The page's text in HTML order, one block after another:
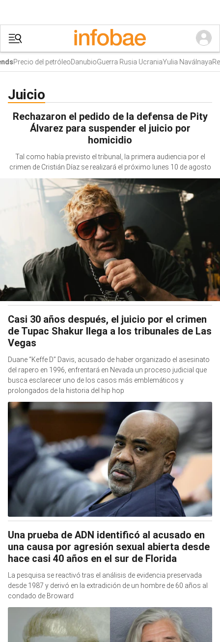
Precio del petróleoDanubioGuerra Rusia UcraniaYulia Naválnaya
Juicio
Rechazaron el pedido de la defensa de Pity
Álvarez para suspender el juicio por
homicidio
Tal como había previsto el tribunal, la primera audiencia por el
crimen de Cristián Díaz se realizará el próximo lunes 10 de agosto
Casi 30 años después, el juicio por el crimen
de Tupac Shakur llega a los tribunales de Las
Vegas
Duane “Keffe D” Davis, acusado de haber organizado el asesinato
del rapero en 1996, enfrentará en Nevada un proceso judicial que
busca esclarecer uno de los casos más emblemáticos y
prolongados de la historia del hip hop
Una prueba de ADN identificó al acusado en
una causa por agresión sexual abierta desde
hace casi 40 años en el sur de Florida
La pesquisa se reactivó tras el análisis de evidencia preservada
desde 1987 y derivó en la extradición de un hombre de 60 años al
condado de Broward